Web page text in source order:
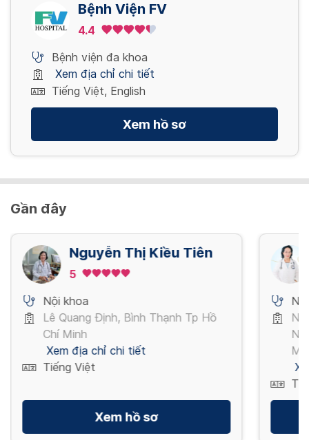
Bệnh Viện FV
4.4
Bệnh viện đa khoa
Xem địa chỉ chi tiết
Tiếng Việt, English
Xem hồ sơ
Gần đây
Nguyễn Thị Kiều Tiên
5
Nội khoa
Lê Quang Định, Bình Thạnh Tp Hồ
Chí Minh
Xem địa chỉ chi tiết
Tiếng Việt
Xem hồ sơ